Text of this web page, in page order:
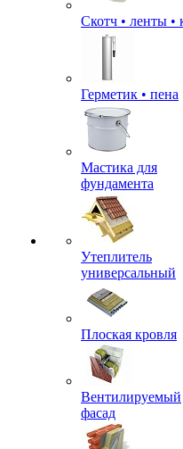
Скотч • ленты •
Герметик • пена
Мастика для
фундамента
Утеплитель
универсальный
Плоская кровля
Вентилируемый
фасад